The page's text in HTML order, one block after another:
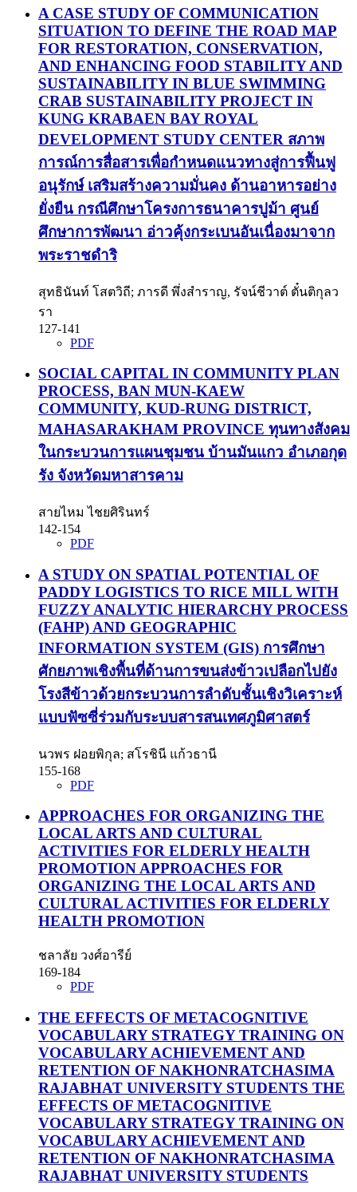
A CASE STUDY OF COMMUNICATION
SITUATION TO DEFINE THE ROAD MAP
FOR RESTORATION, CONSERVATION,
AND ENHANCING FOOD STABILITY AND
SUSTAINABILITY IN BLUE SWIMMING
CRAB SUSTAINABILITY PROJECT IN
KUNG KRABAEN BAY ROYAL
DEVELOPMENT STUDY CENTER สภาพ
การณ์การสื่อสารเพื่อกำหนดแนวทางสู่การฟื้นฟู
อนุรักษ์ เสริมสร้างความมั่นคง ด้านอาหารอย่าง
ยั่งยืน กรณีศึกษาโครงการธนาคารปูม้า ศูนย์
ศึกษาการพัฒนา อ่าวคุ้งกระเบนอันเนื่องมาจาก
พระราชดำริ
สุทธินันท์ โสตวิถี; ภารดี พึ่งสำราญ, รัจน์ชีวาต์ ตั๋นติกุลว
รา
127-141
PDF
SOCIAL CAPITAL IN COMMUNITY PLAN
PROCESS, BAN MUN-KAEW
COMMUNITY, KUD-RUNG DISTRICT,
MAHASARAKHAM PROVINCE ทุนทางสังคม
ในกระบวนการแผนชุมชน บ้านมันแกว อำเภอกุด
รัง จังหวัดมหาสารคาม
สายไหม ไชยศิรินทร์
142-154
PDF
A STUDY ON SPATIAL POTENTIAL OF
PADDY LOGISTICS TO RICE MILL WITH
FUZZY ANALYTIC HIERARCHY PROCESS
(FAHP) AND GEOGRAPHIC
INFORMATION SYSTEM (GIS) การศึกษา
ศักยภาพเชิงพื้นที่ด้านการขนส่งข้าวเปลือกไปยัง
โรงสีข้าวด้วยกระบวนการลำดับชั้นเชิงวิเคราะห์
แบบฟัซซี่ร่วมกับระบบสารสนเทศภูมิศาสตร์
นวพร ฝอยพิกุล; สโรชินี แก้วธานี
155-168
PDF
APPROACHES FOR ORGANIZING THE
LOCAL ARTS AND CULTURAL
ACTIVITIES FOR ELDERLY HEALTH
PROMOTIONAPPROACHES FOR
ORGANIZING THE LOCAL ARTS AND
CULTURAL ACTIVITIES FOR ELDERLY
HEALTH PROMOTION
ชลาลัย วงศ์อารีย์
169-184
PDF
THE EFFECTS OF METACOGNITIVE
VOCABULARY STRATEGY TRAINING ON
VOCABULARY ACHIEVEMENT AND
RETENTION OF NAKHONRATCHASIMA
RAJABHAT UNIVERSITY STUDENTS THE
EFFECTS OF METACOGNITIVE
VOCABULARY STRATEGY TRAINING ON
VOCABULARY ACHIEVEMENT AND
RETENTION OF NAKHONRATCHASIMA
RAJABHAT UNIVERSITY STUDENTS